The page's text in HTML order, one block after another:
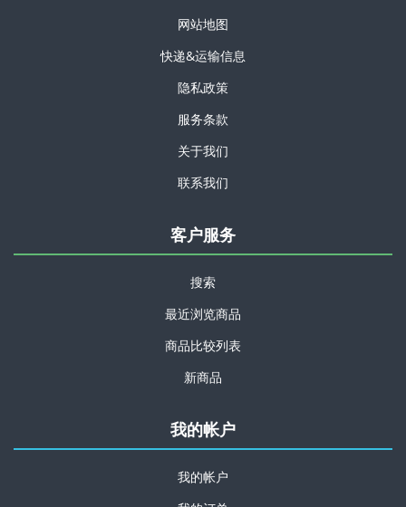
网站地图
快递&运输信息
隐私政策
服务条款
关于我们
联系我们
客户服务
搜索
最近浏览商品
商品比较列表
新商品
我的帐户
我的帐户